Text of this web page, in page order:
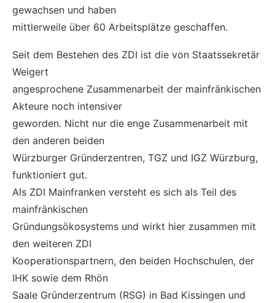
gewachsen und haben
mittlerweile über 60 Arbeitsplätze geschaffen.
Seit dem Bestehen des ZDI ist die von Staatssekretär
Weigert
angesprochene Zusammenarbeit der mainfränkischen
Akteure noch intensiver
geworden. Nicht nur die enge Zusammenarbeit mit
den anderen beiden
Würzburger Gründerzentren, TGZ und IGZ Würzburg,
funktioniert gut.
Als ZDI Mainfranken versteht es sich als Teil des
mainfränkischen
Gründungsökosystems und wirkt hier zusammen mit
den weiteren ZDI
Kooperationspartnern, den beiden Hochschulen, der
IHK sowie dem Rhön
Saale Gründerzentrum (RSG) in Bad Kissingen und